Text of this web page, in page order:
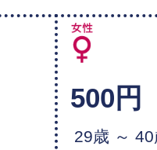
500円
29歳 ～